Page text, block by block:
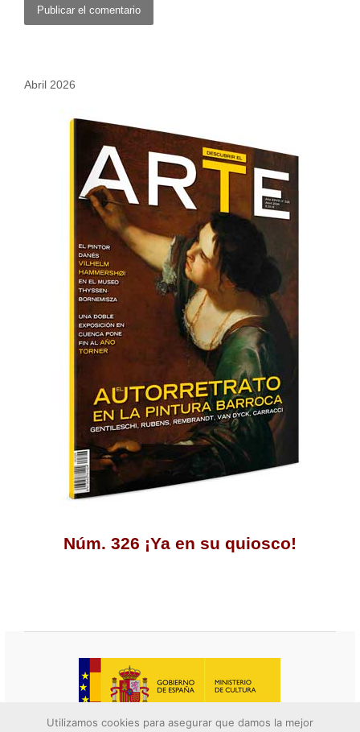
Abril 2026
Núm. 326 ¡Ya en su quiosco!
Utilizamos cookies para asegurar que damos la mejor